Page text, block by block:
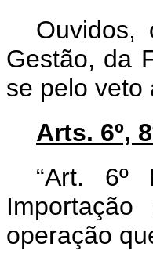
Ouvidos,
Gestão, da
se pelo veto
Arts. 6º,
“Art. 6º
operação